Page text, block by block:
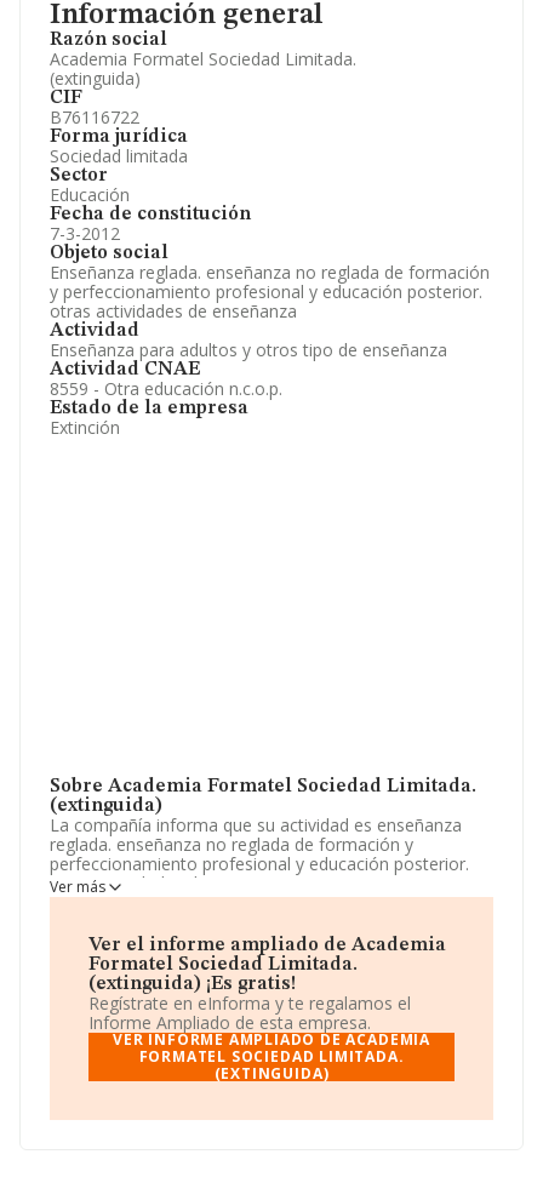
Información general
Razón social
Academia Formatel Sociedad Limitada.
(extinguida)
CIF
B76116722
Forma jurídica
Sociedad limitada
Sector
Educación
Fecha de constitución
7-3-2012
Objeto social
Enseñanza reglada. enseñanza no reglada de formación
y perfeccionamiento profesional y educación posterior.
otras actividades de enseñanza
Actividad
Enseñanza para adultos y otros tipo de enseñanza
Actividad CNAE
8559 - Otra educación n.c.o.p.
Estado de la empresa
Extinción
Sobre Academia Formatel Sociedad Limitada.
(extinguida)
La compañía informa que su actividad es enseñanza
reglada. enseñanza no reglada de formación y
perfeccionamiento profesional y educación posterior.
otras actividades de enseñanza. La empresa es una
Sociedad Limitada. Su actividad CNAE es 'Otra
de importación y/o exportación.
La sociedadAcademia Formatel Sociedad Limitada.
(extinguida), con NIF B76116722, se encuentra en
Calle Alcalde Manuel Amador Rodriguez núm. 4 Oficina
307, (35200), en el municipio de Telde, en Las Palmas,
Islas Canarias.
hasta 27.784 empresas, a nivel nacional la facturación
Ver más
Ver el informe ampliado de Academia
Formatel Sociedad Limitada.
(extinguida) ¡Es gratis!
Regístrate en eInforma y te regalamos el
Informe Ampliado de esta empresa.
VER INFORME AMPLIADO DE ACADEMIA
FORMATEL SOCIEDAD LIMITADA.
(EXTINGUIDA)
Artículos de prensa publicados sobre la empresa.
Información oficial y registral complementaria.